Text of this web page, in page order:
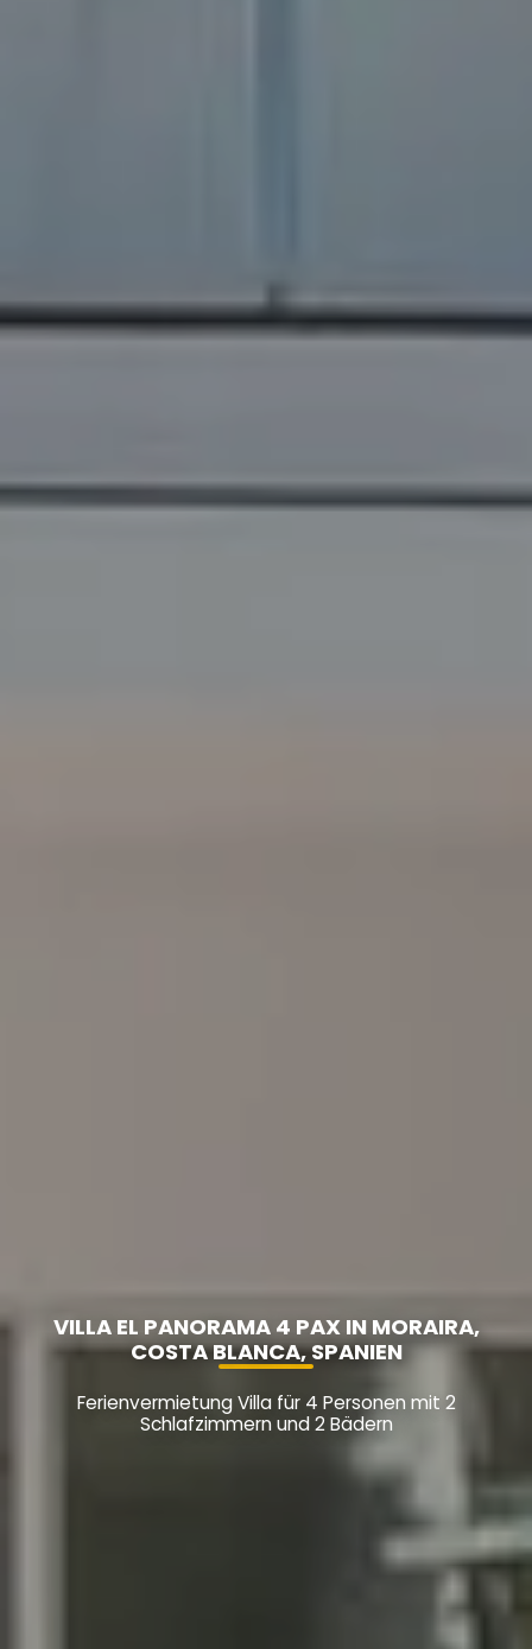
VILLA EL PANORAMA 4 PAX IN MORAIRA,
COSTA BLANCA, SPANIEN
Ferienvermietung Villa für 4 Personen mit 2
Schlafzimmern und 2 Bädern